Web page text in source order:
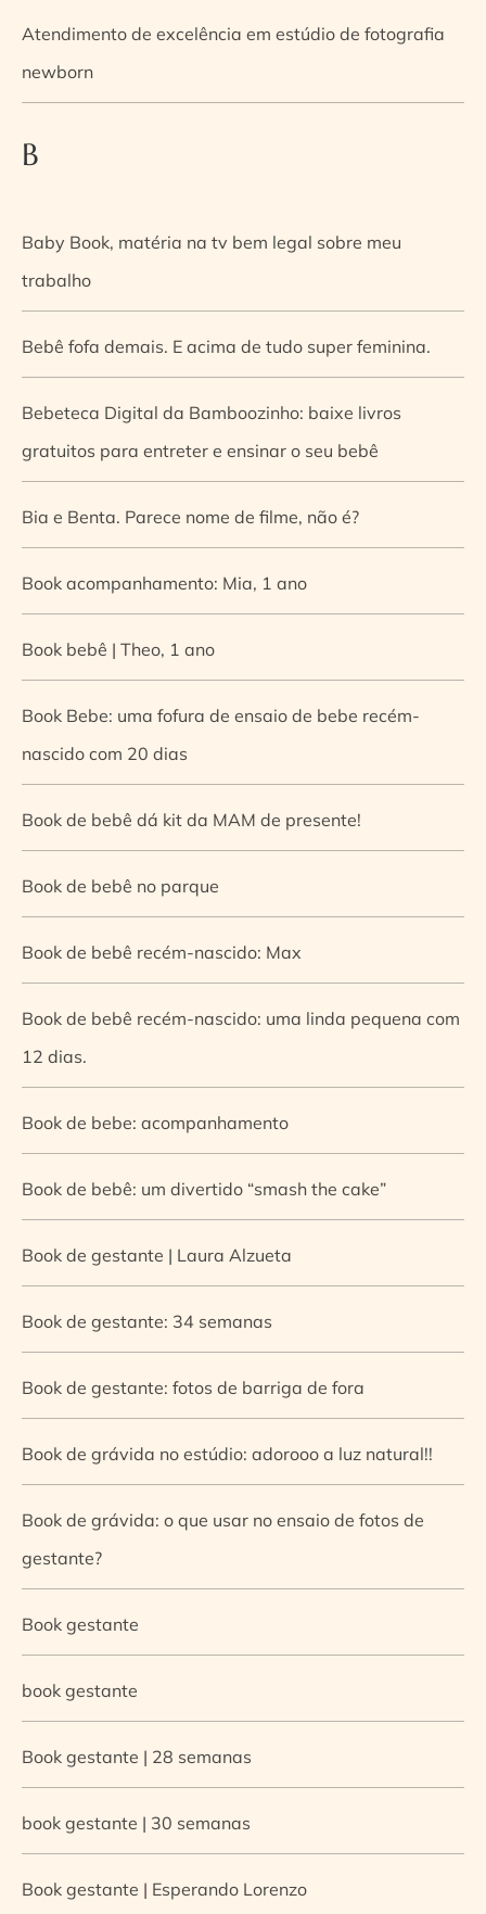
Atendimento de excelência em estúdio de fotografia
newborn
B
Baby Book, matéria na tv bem legal sobre meu
trabalho
Bebê fofa demais. E acima de tudo super feminina.
Bebeteca Digital da Bamboozinho: baixe livros
gratuitos para entreter e ensinar o seu bebê
Bia e Benta. Parece nome de filme, não é?
Book acompanhamento: Mia, 1 ano
Book bebê | Theo, 1 ano
Book Bebe: uma fofura de ensaio de bebe recém-
nascido com 20 dias
Book de bebê dá kit da MAM de presente!
Book de bebê no parque
Book de bebê recém-nascido: Max
Book de bebê recém-nascido: uma linda pequena com
12 dias.
Book de bebe: acompanhamento
Book de bebê: um divertido “smash the cake”
Book de gestante | Laura Alzueta
Book de gestante: 34 semanas
Book de gestante: fotos de barriga de fora
Book de grávida no estúdio: adorooo a luz natural!!
Book de grávida: o que usar no ensaio de fotos de
gestante?
Book gestante
book gestante
Book gestante | 28 semanas
book gestante | 30 semanas
Book gestante | Esperando Lorenzo